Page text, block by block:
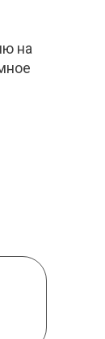
на